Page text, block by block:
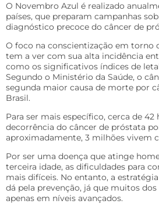
O Novembro Azul é realizado
países, que preparam campanhas
diagnóstico precoce do câncer de
O foco na conscientização em torno
tem a ver com sua alta incidência
como os significativos índices de
Segundo o Ministério da Saúde, o
segunda maior causa de morte por
Brasil.
Para ser mais específico, cerca de
decorrência do câncer de próstata
aproximadamente, 3 milhões vivem
Por ser uma doença que atinge
terceira idade, as dificuldades para
mais difíceis. No entanto, a
dá pela prevenção, já que muitos
apenas em níveis avançados.